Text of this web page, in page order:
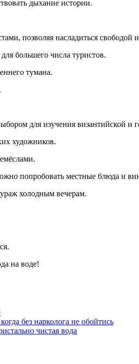
дыхание истории.
позволяя насладиться свободой
большего числа туристов.
тумана.
для изучения византийской и
художников.
попробовать местные блюда и
холодным вечерам.
на воде!
без нарколога не обойтись
чистая вода